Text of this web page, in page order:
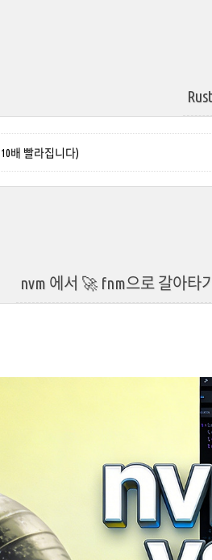
Rust
배 빨라집니다)
nvm 에서 🚀 fnm으로 갈아타